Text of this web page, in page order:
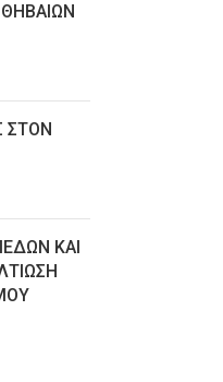
ΣΤΟΝ
ΚΑΙ